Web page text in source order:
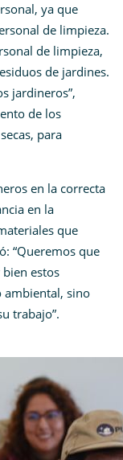
ya que
de limpieza.
de limpieza,
de jardines.
jardineros”,
de los
para
en la correcta
en la
que
“Queremos que
estos
ambiental, sino
trabajo”.